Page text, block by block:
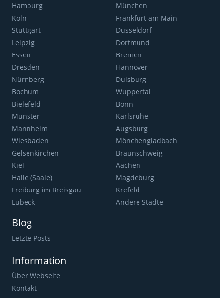
Hamburg
München
Köln
Frankfurt am Main
Stuttgart
Düsseldorf
Leipzig
Dortmund
Essen
Bremen
Dresden
Hannover
Nürnberg
Duisburg
Bochum
Wuppertal
Bielefeld
Bonn
Münster
Karlsruhe
Mannheim
Augsburg
Wiesbaden
Mönchengladbach
Gelsenkirchen
Braunschweig
Kiel
Aachen
Halle (Saale)
Magdeburg
Freiburg im Breisgau
Krefeld
Lübeck
Andere Städte
Blog
Letzte Posts
Information
Über Webseite
Kontakt